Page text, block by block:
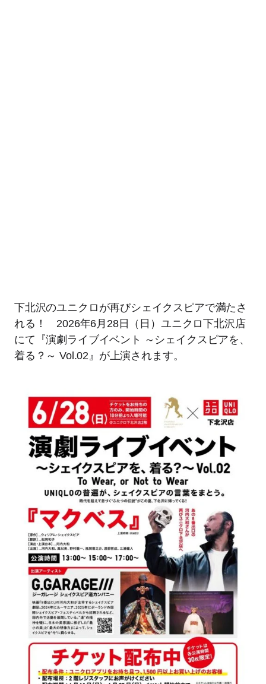
下北沢のユニクロが再びシェイクスピアで満たさ
れる！ 2026年6月28日（日）ユニクロ下北沢店
にて『演劇ライブイベント ～シェイクスピアを、
着る？～ Vol.02』が上演されます。